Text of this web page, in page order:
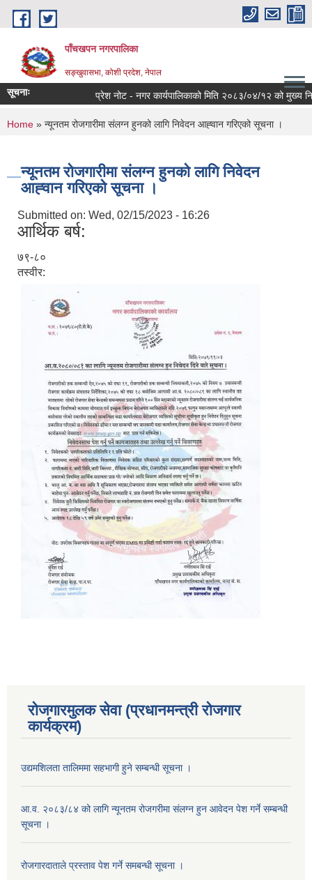
Skip to main content
पाँचखपन नगरपालिका
सङ्खु‍वासभा, कोशी प्रदेश, नेपाल
सूचनाः प्रेश नोट - नगर कार्यपालिकाको मिति २०८३/०४/१२ को मुख्य
You are here
Home » न्यूनतम रोजगारीमा संलग्न हुनको लागि निवेदन आह्‍वान गरिएको सूचना ।
न्यूनतम रोजगारीमा संलग्न हुनको लागि निवेदन
आह्‍वान गरिएको सूचना ।
Submitted on: Wed, 02/15/2023 - 16:26
आर्थिक बर्ष:
७९-८०
तस्वीर:
रोजगारमुलक सेवा (प्रधानमन्त्री रोजगार
कार्यक्रम)
उद्यमशिलता तालिममा सहभागी हुने सम्बन्धी सूचना ।
आ.व. २०८३/८४ को लागि न्यूनतम रोजगरीमा संलग्न हुन आवेदन पेश गर्ने सम्बन्धी
सूचना ।
रोजगारदाताले प्रस्ताव पेश गर्ने समबन्धी सूचना ।